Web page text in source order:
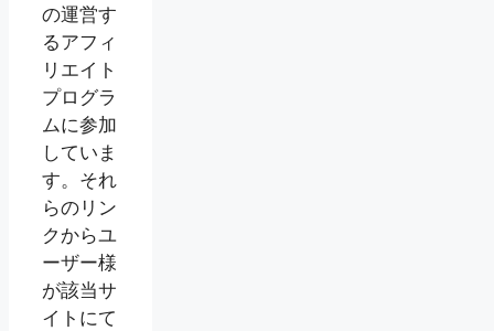
の運営す
るアフィ
リエイト
プログラ
ムに参加
していま
す。それ
らのリン
クからユ
ーザー様
が該当サ
イトにて